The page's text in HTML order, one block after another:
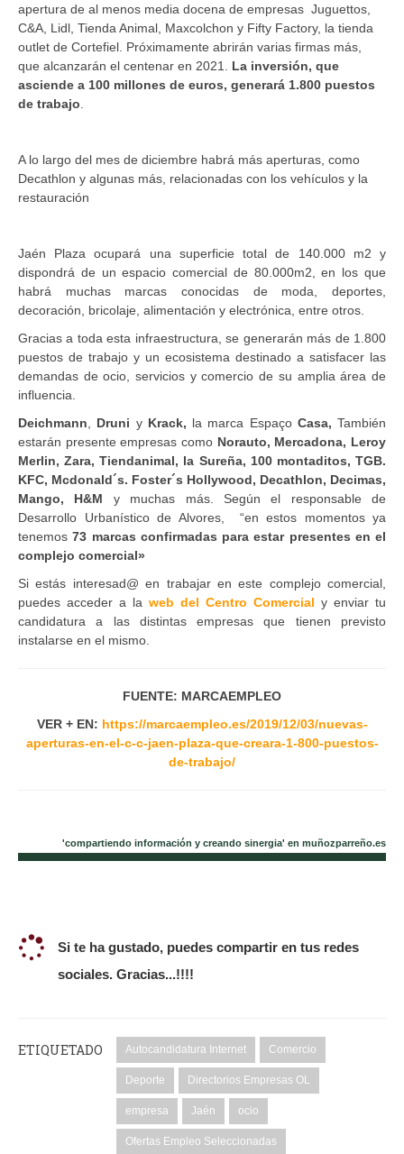
apertura de al menos media docena de empresas Juguettos,
C&A, Lidl, Tienda Animal, Maxcolchon y Fifty Factory, la tienda
outlet de Cortefiel. Próximamente abrirán varias firmas más,
que alcanzarán el centenar en 2021. La inversión, que
asciende a 100 millones de euros, generará 1.800 puestos
de trabajo
A lo largo del mes de diciembre habrá más aperturas, como
Decathlon y algunas más, relacionadas con los vehículos y la
restauración
Jaén Plaza ocupará una superficie total de 140.000 m2 y
dispondrá de un espacio comercial de 80.000m2, en los que
habrá muchas marcas conocidas de moda, deportes,
decoración, bricolaje, alimentación y electrónica, entre otros.
Gracias a toda esta infraestructura, se generarán más de 1.800
puestos de trabajo y un ecosistema destinado a satisfacer las
demandas de ocio, servicios y comercio de su amplia área de
influencia.
Deichmann
Druni y Krack, la marca Espaço Casa, También
estarán presente empresas como Norauto, Mercadona, Leroy
Merlin, Zara, Tiendanimal, la Sureña, 100 montaditos, TGB.
KFC, Mcdonald´s. Foster´s Hollywood, Decathlon, Decimas,
Mango, H&M y muchas más. Según el responsable de
Desarrollo Urbanístico de Alvores, “en estos momentos ya
tenemos73 marcas confirmadas para estar presentes en el
complejo comercial»
Si estás interesad@ en trabajar en este complejo comercial,
puedes acceder a la web del Centro Comercial y enviar tu
candidatura a las distintas empresas que tienen previsto
instalarse en el mismo.
FUENTE: MARCAEMPLEO
VER + EN: https://marcaempleo.es/2019/12/03/nuevas-
aperturas-en-el-c-c-jaen-plaza-que-creara-1-800-puestos-
de-trabajo/
'compartiendo información y creando sinergia' en muñozparreño.es
Si te ha gustado, puedes compartir en tus redes
sociales. Gracias...!!!!
ETIQUETADO Autocandidatura Internet Comercio
Deporte Directorios Empresas OL
empresa Jaén ocio
Ofertas Empleo Seleccionadas